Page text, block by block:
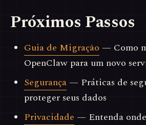
Próximos Passos
Guia de Migração — Como
OpenClaw para um novo
Segurança — Práticas de
proteger seus dados
Privacidade — Entenda